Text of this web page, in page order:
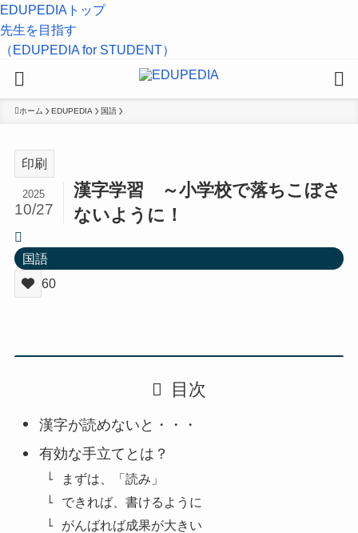
EDUPEDIAトップ
先生を目指す
（EDUPEDIA for STUDENT）
ホーム EDUPEDIA 国語
印刷
漢字学習 ～小学校で落ちこぼさ
ないように！
2025
10/27
国語
60
目次
漢字が読めないと・・・
有効な手立てとは？
まずは、「読み」
できれば、書けるように
がんばれば成果が大きい